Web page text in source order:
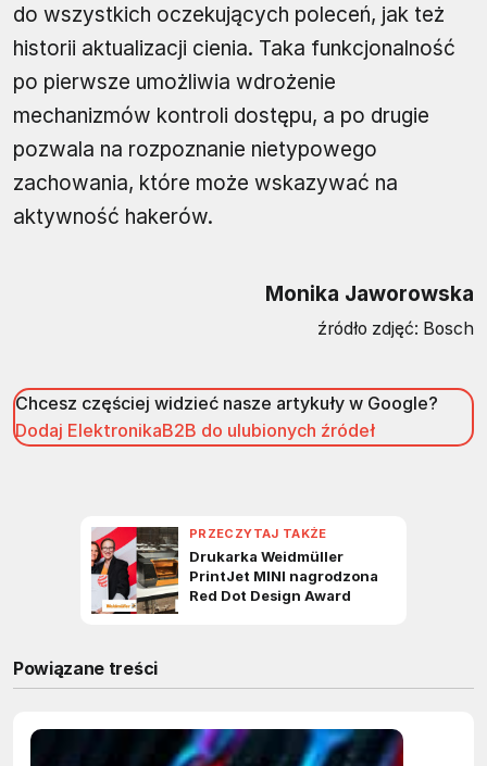
do wszystkich oczekujących poleceń, jak też
historii aktualizacji cienia. Taka funkcjonalność
po pierwsze umożliwia wdrożenie
mechanizmów kontroli dostępu, a po drugie
pozwala na rozpoznanie nietypowego
zachowania, które może wskazywać na
aktywność hakerów.
Monika Jaworowska
źródło zdjęć: Bosch
Chcesz częściej widzieć nasze artykuły w Google?
Dodaj ElektronikaB2B do ulubionych źródeł
Powiązane treści